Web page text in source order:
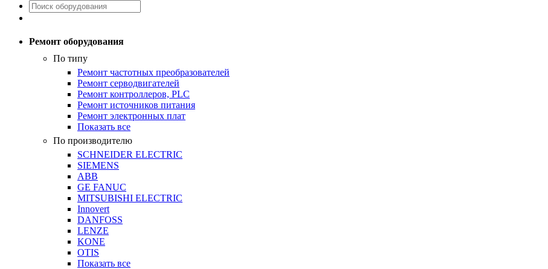
Ремонт оборудования
По типу
Ремонт частотных преобразователей
Ремонт серводвигателей
Ремонт контроллеров, PLC
Ремонт источников питания
Ремонт электронных плат
Показать все
По производителю
SCHNEIDER ELECTRIC
SIEMENS
ABB
GE FANUC
MITSUBISHI ELECTRIC
Innovert
DANFOSS
LENZE
KONE
OTIS
Показать все